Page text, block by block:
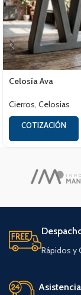
Celosía Ava
Cierros, Celosias
COTIZACIÓN
Rápidos y